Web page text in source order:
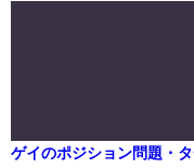
ゲイのポジション問題・